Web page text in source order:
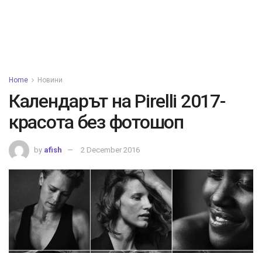
Home Новини
Календарът на Pirelli 2017-
красота без фотошоп
by afish 2 December 2016